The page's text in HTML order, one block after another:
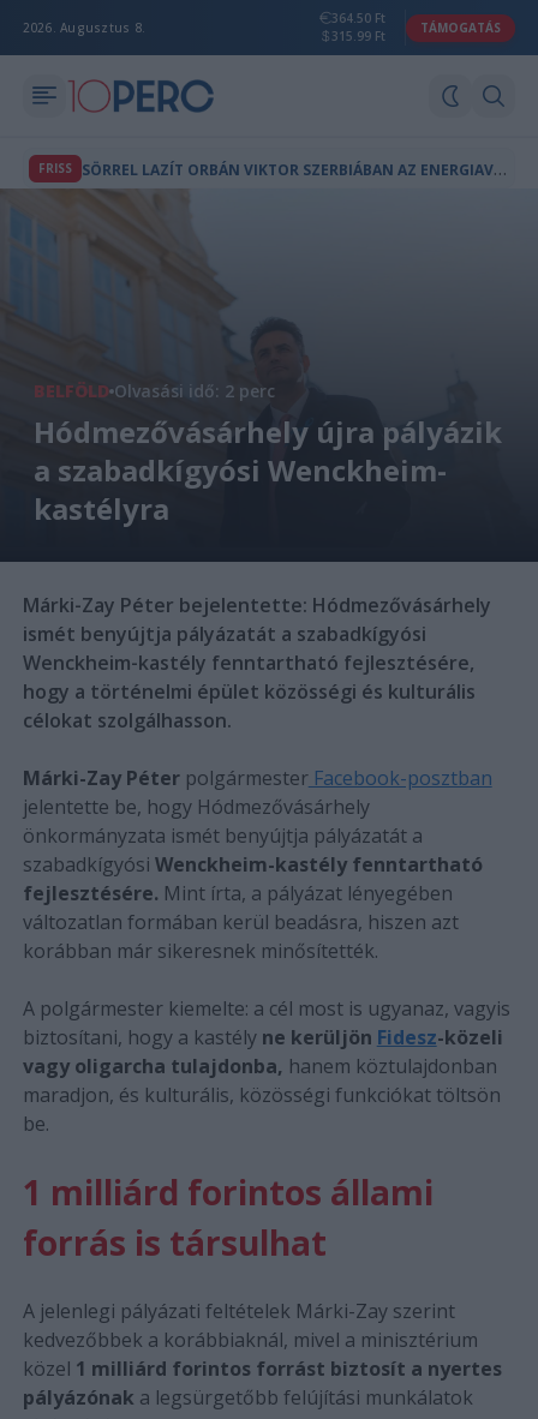
2026. Augusztus 8.
364.50 Ft
315.99 Ft
TÁMOGATÁS
FRISS S
ÖRREL LAZÍT ORBÁN VIKTOR SZERBIÁBAN AZ ENERGIAVÁLSÁG ALATT
BELFÖLD Olvasási idő: 2 perc
Hódmezővásárhely újra pályázik
a szabadkígyósi Wenckheim-
kastélyra
Márki-Zay Péter bejelentette: Hódmezővásárhely
ismét benyújtja pályázatát a szabadkígyósi
Wenckheim-kastély fenntartható fejlesztésére,
hogy a történelmi épület közösségi és kulturális
célokat szolgálhasson.
Márki-Zay PéterpolgármesterFacebook-posztban
jelentette be, hogy Hódmezővásárhely
önkormányzata ismét benyújtja pályázatát a
szabadkígyósi Wenckheim-kastély fenntartható
fejlesztésére. Mint írta, a pályázat lényegében
változatlan formában kerül beadásra, hiszen azt
korábban már sikeresnek minősítették.
A polgármester kiemelte: a cél most is ugyanaz, vagyis
biztosítani, hogy a kastély ne kerüljön Fidesz-közeli
vagy oligarcha tulajdonba, hanem köztulajdonban
maradjon, és kulturális, közösségi funkciókat töltsön
be.
1 milliárd forintos állami
forrás is társulhat
A jelenlegi pályázati feltételek Márki-Zay szerint
kedvezőbbek a korábbiaknál, mivel a minisztérium
közel 1 milliárd forintos forrást biztosít a nyertes
pályázónak a legsürgetőbb felújítási munkálatok